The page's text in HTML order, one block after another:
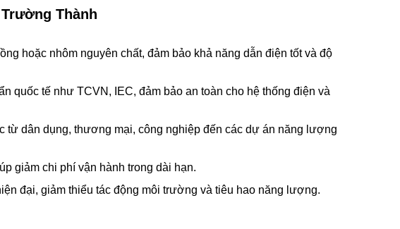
Thành
hoặc nhôm nguyên chất, đảm bảo khả năng dẫn điện tốt và độ
quốc tế như TCVN, IEC, đảm bảo an toàn cho hệ thống điện và
từ dân dụng, thương mại, công nghiệp đến các dự án năng lượng
giảm chi phí vận hành trong dài hạn.
đại, giảm thiểu tác động môi trường và tiêu hao năng lượng.